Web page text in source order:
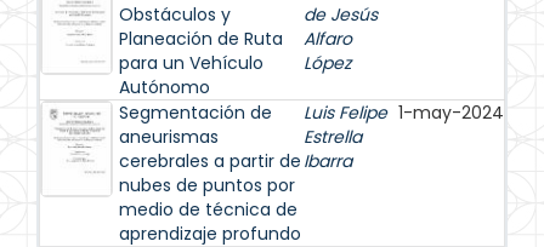
Obstáculos y
Planeación de Ruta
para un Vehículo
Autónomo
de Jesús
Alfaro
López
Segmentación de
aneurismas
cerebrales a partir de
nubes de puntos por
medio de técnica de
aprendizaje profundo
Luis Felipe
Estrella
Ibarra
1-may-2024